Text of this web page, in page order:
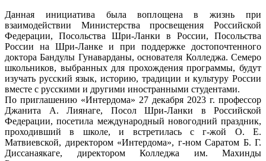
Данная инициатива была воплощена в жизнь при
взаимодействии Министерства просвещения Российской
Федерации, Посольства Шри-Ланки в России, Посольства
России на Шри-Ланке и при поддержке достопочтенного
доктора Бандулы Гунаварданы, основателя Колледжа. Семеро
школьников, выбранных для прохождения программы, будут
изучать русский язык, историю, традиции и культуру России
вместе с русскими и другими иностранными студентами.
По приглашению «Интердома» 27 декабря 2023 г. профессор
Джанита А. Лиянаге, Посол Шри-Ланки в Российской
Федерации, посетила международный новогодний праздник,
проходивший в школе, и встретилась с г-жой О. Е.
Матвиевской, директором «Интердома», г-ном Саратом Б. Г.
Диссанаякаге, директором Колледжа им. Махинды